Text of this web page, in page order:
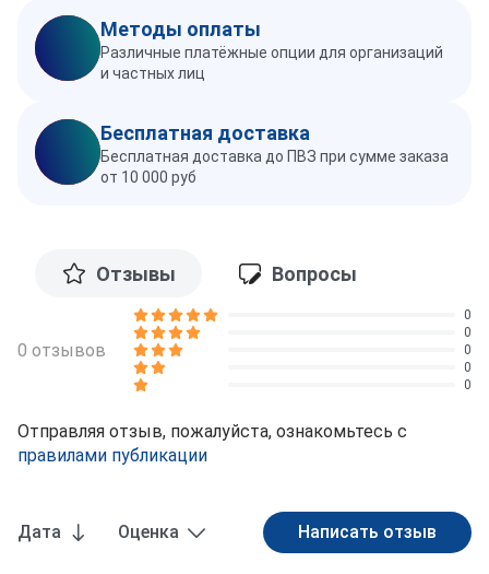
Методы оплаты
Различные платёжные опции для организаций
и частных лиц
Бесплатная доставка
Бесплатная доставка до ПВЗ при сумме заказа
от 10 000 руб
Отзывы Вопросы
Дата Оценка
0 отзывов
0
0
0
0
0
Отправляя отзыв, пожалуйста, ознакомьтесь с
правилами публикации